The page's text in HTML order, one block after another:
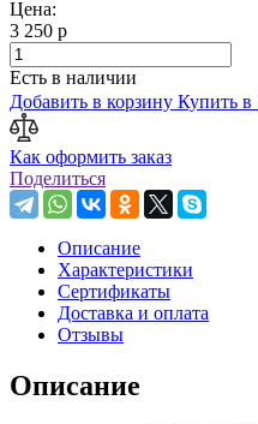
Цена:
3 250 р
Есть в наличии
Добавить в корзину Купить в
Как оформить заказ
Поделиться
Описание
Характеристики
Сертификаты
Доставка и оплата
Отзывы
Описание